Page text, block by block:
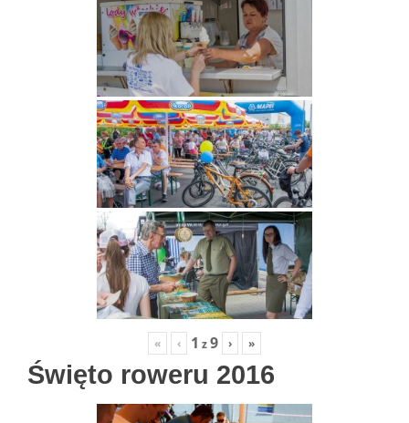
« ‹ 1 z9 › »
Święto roweru 2016